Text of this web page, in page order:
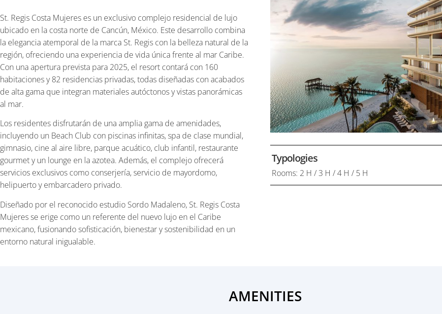
St. Regis Costa Mujeres es un exclusivo complejo residencial de lujo
ubicado en la costa norte de Cancún, México. Este desarrollo combina
la elegancia atemporal de la marca St. Regis con la belleza natural de la
región, ofreciendo una experiencia de vida única frente al mar Caribe.
Con una apertura prevista para 2025, el resort contará con 160
habitaciones y 82 residencias privadas, todas diseñadas con acabados
de alta gama que integran materiales autóctonos y vistas panorámicas
al mar.
Los residentes disfrutarán de una amplia gama de amenidades,
incluyendo un Beach Club con piscinas infinitas, spa de clase mundial,
gimnasio, cine al aire libre, parque acuático, club infantil, restaurante
gourmet y un lounge en la azotea. Además, el complejo ofrecerá
servicios exclusivos como conserjería, servicio de mayordomo,
helipuerto y embarcadero privado.
Diseñado por el reconocido estudio Sordo Madaleno, St. Regis Costa
Mujeres se erige como un referente del nuevo lujo en el Caribe
mexicano, fusionando sofisticación, bienestar y sostenibilidad en un
entorno natural inigualable.
Typologies
Rooms: 2 H / 3 H / 4 H / 5 H
AMENITIES